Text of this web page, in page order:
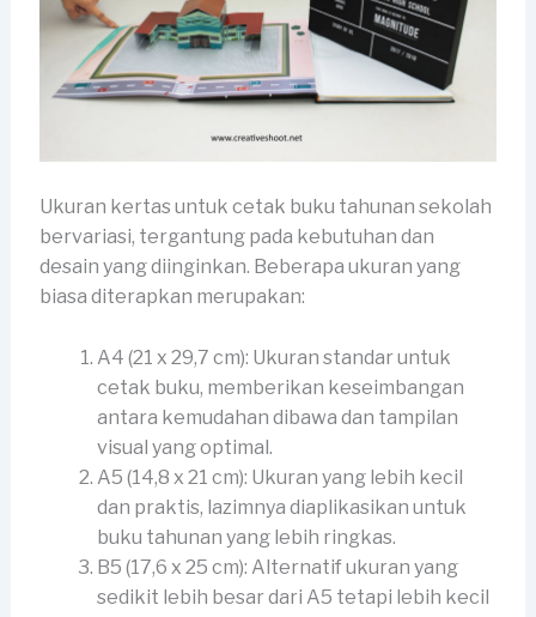
Ukuran kertas untuk cetak buku tahunan sekolah
bervariasi, tergantung pada kebutuhan dan
desain yang diinginkan. Beberapa ukuran yang
biasa diterapkan merupakan:
A4 (21 x 29,7 cm): Ukuran standar untuk
cetak buku, memberikan keseimbangan
antara kemudahan dibawa dan tampilan
visual yang optimal.
A5 (14,8 x 21 cm): Ukuran yang lebih kecil
dan praktis, lazimnya diaplikasikan untuk
buku tahunan yang lebih ringkas.
B5 (17,6 x 25 cm): Alternatif ukuran yang
sedikit lebih besar dari A5 tetapi lebih kecil